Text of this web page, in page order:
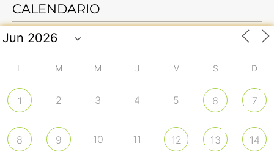
CALENDARIO
L M M J V S D
1 2 3 4 5 6 7
8 9 10 11 12 13 14